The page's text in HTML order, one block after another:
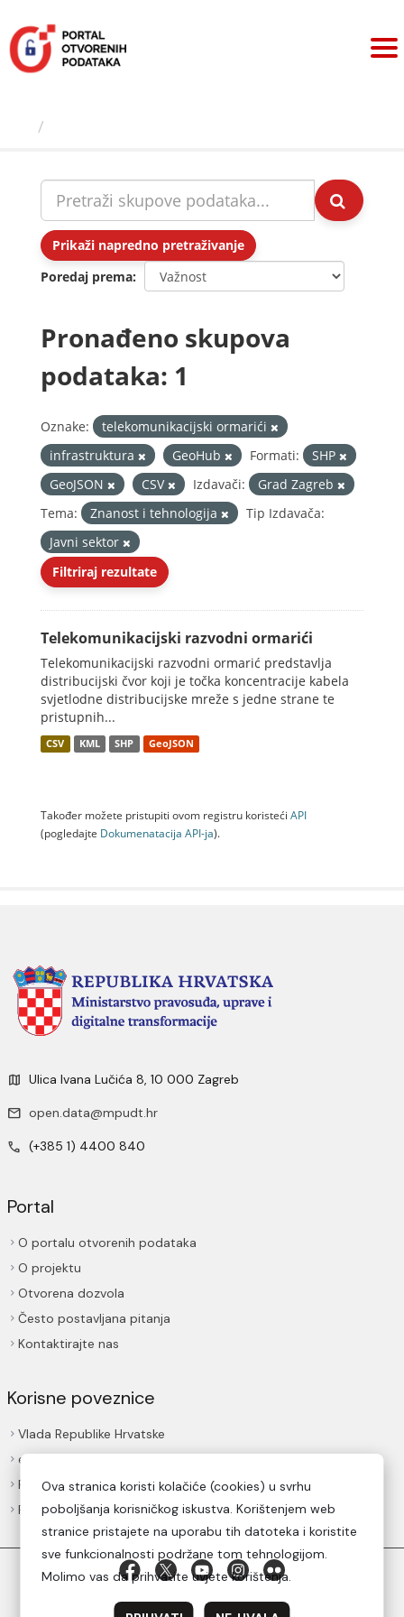
sadržaj
Prikaži napredno pretraživanje
Poredaj prema
Pronađeno skupova
podataka: 1
Oznake:
telekomunikacijski ormarići
infrastruktura
GeoHub Formati:
SHP
GeoJSON
CSV Izdavači:
Grad Zagreb
Tema:
Znanost i tehnologija
Tip Izdavača:
Javni sektor
Filtriraj rezultate
Telekomunikacijski razvodni ormarići
Telekomunikacijski razvodni ormarić predstavlja
distribucijski čvor koji je točka koncentracije kabela
svjetlodne distribucijske mreže s jedne strane te
pristupnih...
CSV KML SHP GeoJSON
Također možete pristupiti ovom registru koristeći API
(pogledajte Dokumenаtаcijа API-jа).